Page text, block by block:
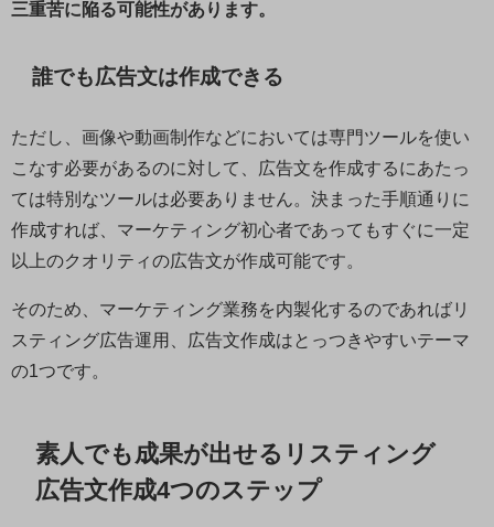
三重苦に陥る可能性があります。
誰でも広告文は作成できる
ただし、画像や動画制作などにおいては専門ツールを使い
こなす必要があるのに対して、広告文を作成するにあたっ
ては特別なツールは必要ありません。決まった手順通りに
作成すれば、マーケティング初心者であってもすぐに一定
以上のクオリティの広告文が作成可能です。
そのため、マーケティング業務を内製化するのであればリ
スティング広告運用、広告文作成はとっつきやすいテーマ
の1つです。
素人でも成果が出せるリスティング
広告文作成4つのステップ